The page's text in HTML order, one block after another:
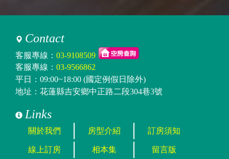
Contact
客服專線： 03-9108509
客服專線： 03-9566862
平日：09:00~18:00 (國定例假日除外)
地址：花蓮縣吉安鄉中正路二段304巷3號
Links
關於我們 房型介紹 訂房須知
線上訂房 相本集 留言版